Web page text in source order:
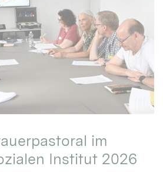
im
Institut 2026